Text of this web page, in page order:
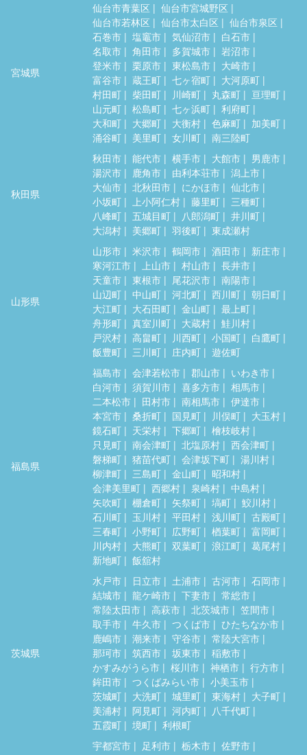
宮城県
仙台市青葉区
仙台市宮城野区
仙台市若林区
仙台市太白区
仙台市泉区
石巻市
塩竈市 気仙沼市
白石市
名取市
角田市 多賀城市
岩沼市
登米市
栗原市 東松島市
大崎市
富谷市
蔵王町 七ヶ宿町
大河原町
村田町
柴田町 川崎町 丸森町
亘理町
山元町
松島町 七ヶ浜町
利府町
大和町
大郷町 大衡村 色麻町
加美町
涌谷町
美里町 女川町 南三陸町
秋田県
秋田市 能代市 横手市 大館市
男鹿市
湯沢市
鹿角市 由利本荘市
潟上市
大仙市
北秋田市 にかほ市
仙北市
小坂町
上小阿仁村 藤里町
三種町
八峰町
五城目町 八郎潟町
井川町
大潟村
美郷町 羽後町 東成瀬村
山形県
山形市 米沢市 鶴岡市 酒田市
新庄市
寒河江市
上山市 村山市
長井市
天童市
東根市 尾花沢市
南陽市
山辺町
中山町 河北町 西川町
朝日町
大江町
大石田町 金山町
最上町
舟形町
真室川町 大蔵村
鮭川村
戸沢村
高畠町 川西町 小国町
白鷹町
飯豊町
三川町 庄内町 遊佐町
福島県
福島市 会津若松市 郡山市
いわき市
白河市
須賀川市 喜多方市
相馬市
二本松市
田村市 南相馬市
伊達市
本宮市
桑折町 国見町 川俣町
大玉村
鏡石町
天栄村 下郷町
檜枝岐村
只見町
南会津町 北塩原村
西会津町
磐梯町
猪苗代町 会津坂下町
湯川村
柳津町
三島町 金山町
昭和村
会津美里町
西郷村 泉崎村
中島村
矢吹町
棚倉町 矢祭町 塙町
鮫川村
石川町
玉川村 平田村 浅川町
古殿町
三春町
小野町 広野町 楢葉町
富岡町
川内村
大熊町 双葉町 浪江町
葛尾村
新地町
飯舘村
茨城県
水戸市 日立市 土浦市 古河市
石岡市
結城市
龍ケ崎市 下妻市
常総市
常陸太田市
高萩市 北茨城市
笠間市
取手市
牛久市 つくば市
ひたちなか市
鹿嶋市
潮来市 守谷市
常陸大宮市
那珂市
筑西市 坂東市
稲敷市
かすみがうら市
桜川市 神栖市
行方市
鉾田市
つくばみらい市
小美玉市
茨城町
大洗町 城里町 東海村
大子町
美浦村
阿見町 河内町
八千代町
五霞町
境町 利根町
宇都宮市 足利市 栃木市
佐野市